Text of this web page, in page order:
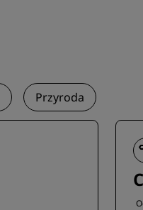
Przyroda